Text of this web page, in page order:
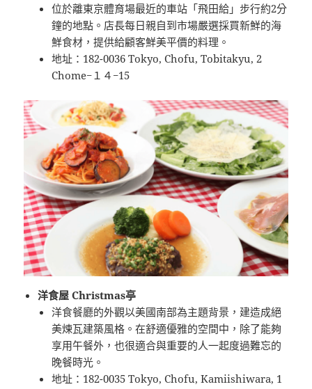
位於離東京體育場最近的車站「飛田給」步行約2分
鐘的地點。店長每日親自到市場嚴選採買新鮮的海
鮮食材，提供給顧客鮮美平價的料理。
地址：182-0036 Tokyo, Chofu, Tobitakyu, 2
Chome−１４−15
洋食屋 Christmas亭
洋食餐廳的外觀以美國南部為主題背景，建造成絕
美煉瓦建築風格。在舒適優雅的空間中，除了能夠
享用午餐外，也很適合與重要的人一起度過難忘的
晚餐時光。
地址：182-0035 Tokyo, Chofu, Kamiishiwara, 1